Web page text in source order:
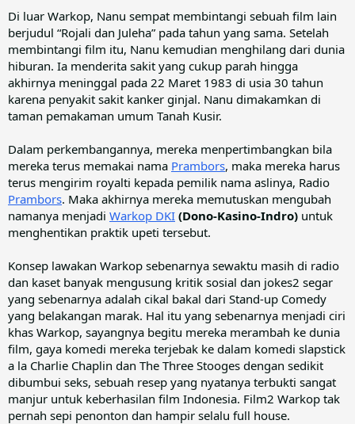
Di luar Warkop, Nanu sempat membintangi sebuah film lain
berjudul “Rojali dan Juleha” pada tahun yang sama. Setelah
membintangi film itu, Nanu kemudian menghilang dari dunia
hiburan. Ia menderita sakit yang cukup parah hingga
akhirnya meninggal pada 22 Maret 1983 di usia 30 tahun
karena penyakit sakit kanker ginjal. Nanu dimakamkan di
taman pemakaman umum Tanah Kusir.
Dalam perkembangannya, mereka menpertimbangkan bila
mereka terus memakai nama Prambors, maka mereka harus
terus mengirim royalti kepada pemilik nama aslinya, Radio
Prambors. Maka akhirnya mereka memutuskan mengubah
namanya menjadi Warkop DKI (Dono-Kasino-Indro) untuk
menghentikan praktik upeti tersebut.
Konsep lawakan Warkop sebenarnya sewaktu masih di radio
dan kaset banyak mengusung kritik sosial dan jokes2 segar
yang sebenarnya adalah cikal bakal dari Stand-up Comedy
yang belakangan marak. Hal itu yang sebenarnya menjadi ciri
khas Warkop, sayangnya begitu mereka merambah ke dunia
film, gaya komedi mereka terjebak ke dalam komedi slapstick
a la Charlie Chaplin dan The Three Stooges dengan sedikit
dibumbui seks, sebuah resep yang nyatanya terbukti sangat
manjur untuk keberhasilan film Indonesia. Film2 Warkop tak
pernah sepi penonton dan hampir selalu full house.